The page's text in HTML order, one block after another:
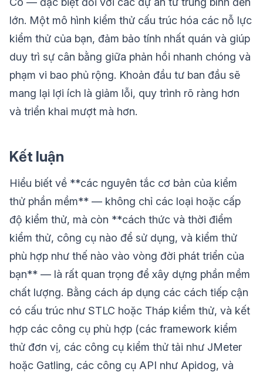
lớn. Một mô hình kiểm thử cấu trúc hóa các nỗ lực
kiểm thử của bạn, đảm bảo tính nhất quán và giúp
duy trì sự cân bằng giữa phản hồi nhanh chóng và
phạm vi bao phủ rộng. Khoản đầu tư ban đầu sẽ
mang lại lợi ích là giảm lỗi, quy trình rõ ràng hơn
và triển khai mượt mà hơn.
Kết luận
Hiểu biết về **các nguyên tắc cơ bản của kiểm
thử phần mềm** — không chỉ các loại hoặc cấp
độ kiểm thử, mà còn **cách thức và thời điểm
kiểm thử, công cụ nào để sử dụng, và kiểm thử
phù hợp như thế nào vào vòng đời phát triển của
bạn** — là rất quan trọng để xây dựng phần mềm
chất lượng. Bằng cách áp dụng các cách tiếp cận
có cấu trúc như STLC hoặc Tháp kiểm thử, và kết
hợp các công cụ phù hợp (các framework kiểm
thử đơn vị, các công cụ kiểm thử tải như JMeter
hoặc Gatling, các công cụ API như Apidog, và